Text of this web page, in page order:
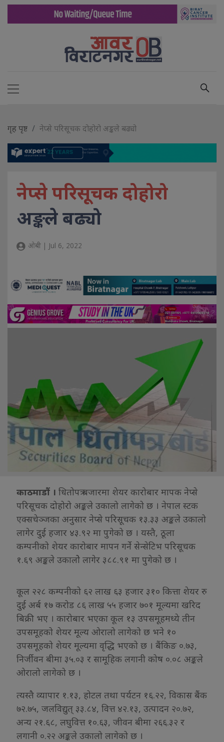
गृह पृष्ट नेप्से परिसूचक दोहोरो अङ्कले बढ्यो
नेप्से परिसूचक दोहोरो
अङ्कले बढ्यो
ओबी | Jul 6, 2022
काठमाडौं । धितोपत्र बजारमा शेयर कारोबार मापक नेप्से
परिसूचक दोहोरो अङ्कले उकालो लागेको छ । नेपाल स्टक
एक्सचेञ्जका अनुसार नेप्से परिसूचक १३.३३ अङ्कले उकालो
लागेर दुई हजार ४३.९२ मा पुगेको छ । यस्तै, ठूला
कम्पनीको शेयर कारोबार मापन गर्ने सेन्सेटिभ परिसूचक
१.६९ अङ्कले उकालोे लागेर ३८८.९१ मा पुगेको छ ।
कूल २२८ कम्पनीको ६२ लाख ६३ हजार ३१० कित्ता शेयर रु
दुई अर्ब १७ करोड ८६ लाख ५५ हजार ७०१ मूल्यमा खरिद
बिक्री भए । कारोबार भएका कूल १३ उपसमूहमध्ये तीन
उपसमूहको शेयर मूल्य ओरालो लागेको छ भने १०
उपसमूहको शेयर मूल्यमा वृद्धि भएको छ । बैंकिङ ०.७३,
निर्जीवन बीमा ३५.०३ र सामूहिक लगानी कोष ०.०८ अङ्कले
ओरालो लागेको छ ।
त्यस्तै व्यापार १.१३, होटल तथा पर्यटन १६.२२, विकास बैंक
७२.७५, जलविद्युत् ३३.८४, वित्त ४२.१३, उत्पादन २०.७२,
अन्य २१.६८, लघुवित्त १०.६३, जीवन बीमा २६६.३२ र
लगानी ०.२२ अङ्कले उकालो लागेको छ ।